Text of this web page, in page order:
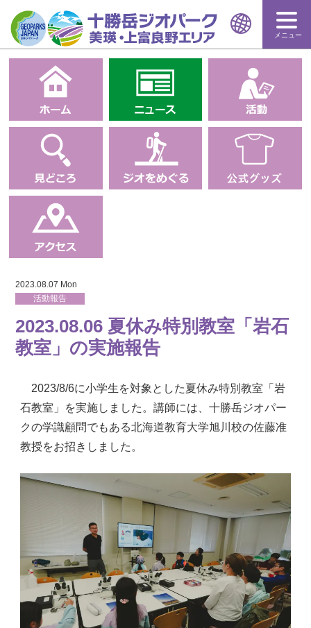
メニュー
2023.08.07 Mon
活動報告
2023.08.06 夏休み特別教室「岩石
教室」の実施報告
2023/8/6に小学生を対象とした夏休み特別教室「岩
石教室」を実施しました。講師には、十勝岳ジオパー
クの学識顧問でもある北海道教育大学旭川校の佐藤准
教授をお招きしました。